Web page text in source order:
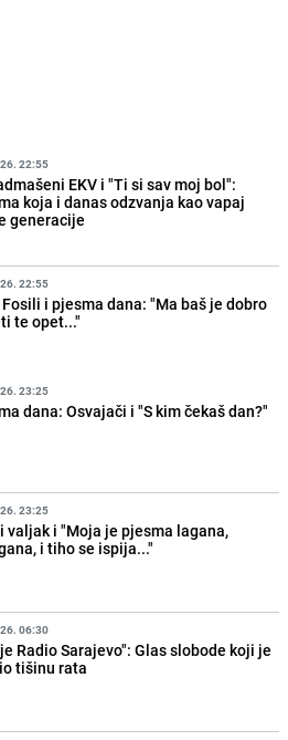
22:55
EKV i "Ti si sav moj bol":
koja i danas odzvanja kao vapaj
generacije
22:55
i pjesma dana: "Ma baš je dobro
te opet..."
23:25
dana: Osvajači i "S kim čekaš dan?"
23:25
valjak i "Moja je pjesma lagana,
i tiho se ispija..."
06:30
Radio Sarajevo": Glas slobode koji je
tišinu rata